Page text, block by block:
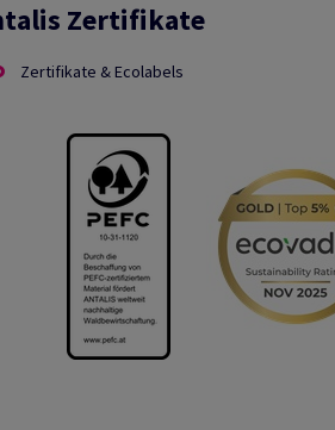
Zertifikate
Zertifikate & Ecolabels